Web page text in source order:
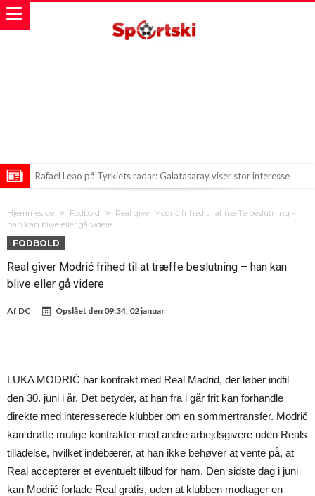
Rafael Leao på Tyrkiets radar: Galatasaray viser stor interesse
Deco på Mission i Madrid – Store Transfer planlagt for Barcelona!
Hjemmeside Fodbold
Real giver Modrić frihed til at træffe beslutning –
han kan blive eller gå videre
FODBOLD
Real giver Modrić frihed til at træffe beslutning – han kan
blive eller gå videre
Af DC Opslået den 09:34, 02 januar
LUKA MODRIĆ har kontrakt med Real Madrid, der løber indtil
den 30. juni i år. Det betyder, at han fra i går frit kan forhandle
direkte med interesserede klubber om en sommertransfer. Modrić
kan drøfte mulige kontrakter med andre arbejdsgivere uden Reals
tilladelse, hvilket indebærer, at han ikke behøver at vente på, at
Real accepterer et eventuelt tilbud for ham. Den sidste dag i juni
kan Modrić forlade Real gratis, uden at klubben modtager en